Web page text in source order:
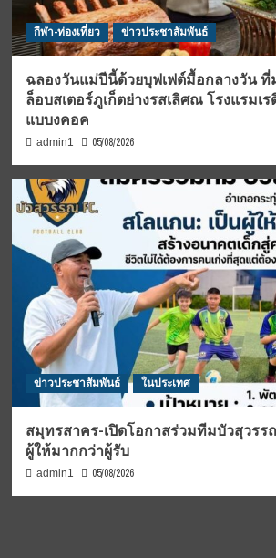
กีฬา-ท่องเที่ยว ข่าวประชาสัมพันธ์
ฉลองวันแม่ปีนี้ด้วยบุฟเฟต์มื้อกลางวัน
ล็อบสเตอร์ภูเก็ตย่างรสเลิศณ โรงแรมเ
แบบงคอค
admin1 05/08/2026
ข่าวประชาสัมพันธ์ ในประเทศ
สมุทรสาคร-เปิดโอกาสร่วมทีมบัวสุวรร
ผู้ให้มากกว่าผู้รับ
admin1 05/08/2026